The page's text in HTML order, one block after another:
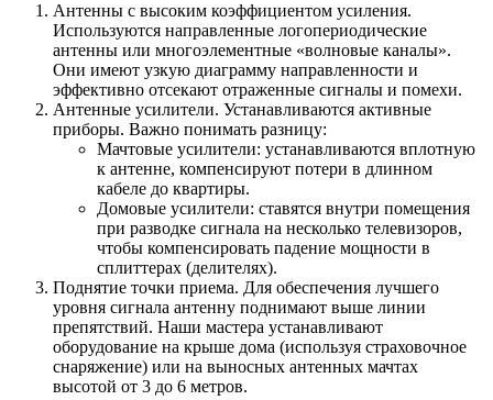
Антенны с высоким коэффициентом усиления.
Используются направленные логопериодические
антенны или многоэлементные «волновые каналы».
Они имеют узкую диаграмму направленности и
эффективно отсекают отраженные сигналы и помехи.
Антенные усилители. Устанавливаются активные
приборы. Важно понимать разницу:
Мачтовые усилители: устанавливаются вплотную
к антенне, компенсируют потери в длинном
кабеле до квартиры.
Домовые усилители: ставятся внутри помещения
при разводке сигнала на несколько телевизоров,
чтобы компенсировать падение мощности в
сплиттерах (делителях).
Поднятие точки приема. Для обеспечения лучшего
уровня сигнала антенну поднимают выше линии
препятствий. Наши мастера устанавливают
оборудование на крыше дома (используя страховочное
снаряжение) или на выносных антенных мачтах
высотой от 3 до 6 метров.